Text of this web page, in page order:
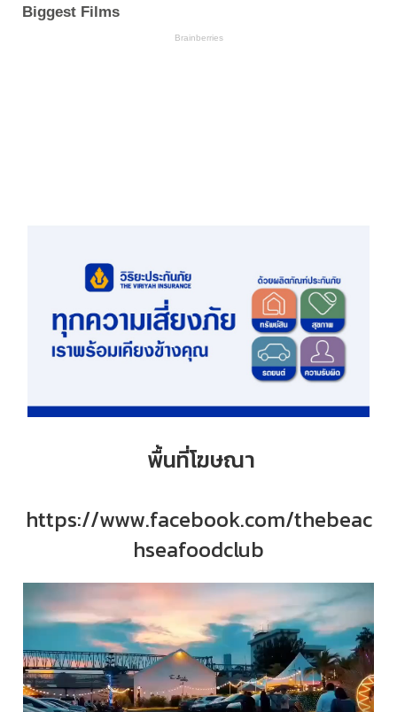
พื้นที่โฆษณา
https://www.facebook.com/thebeac
hseafoodclub